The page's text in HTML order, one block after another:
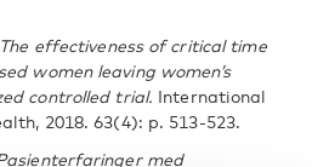
The effectiveness of critical time
women leaving women’s
controlled trial. International
2018. 63(4): p. 513-523.
med